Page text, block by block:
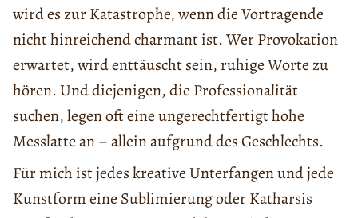
wird es zur Katastrophe, wenn die Vortragende
nicht hinreichend charmant ist. Wer Provokation
erwartet, wird enttäuscht sein, ruhige Worte zu
hören. Und diejenigen, die Professionalität
suchen, legen oft eine ungerechtfertigt hohe
Messlatte an – allein aufgrund des Geschlechts.
Für mich ist jedes kreative Unterfangen und jede
Kunstform eine Sublimierung oder Katharsis